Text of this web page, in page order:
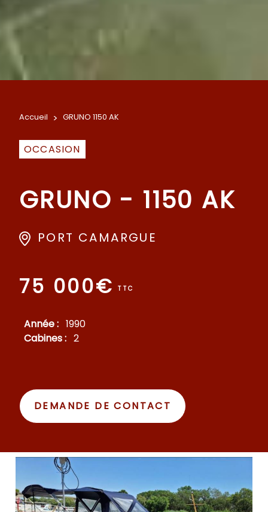
Accueil > GRUNO 1150 AK
OCCASION
GRUNO - 1150 AK
PORT CAMARGUE
75 000€ TTC
Année : 1990
Cabines : 2
DEMANDE DE CONTACT